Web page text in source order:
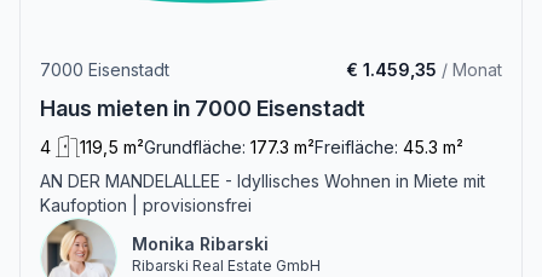
7000 Eisenstadt € 1.459,35 / Monat
Haus mieten in 7000 Eisenstadt
4 119,5 m²Grundfläche: 177.3 m²Freifläche: 45.3 m²
AN DER MANDELALLEE - Idyllisches Wohnen in Miete mit
Kaufoption | provisionsfrei
Monika Ribarski
Ribarski Real Estate GmbH